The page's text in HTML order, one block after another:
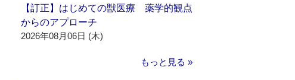
【訂正】はじめての獣医療 薬学的観点
からのアプローチ
2026年08月06日 (木)
もっと見る »